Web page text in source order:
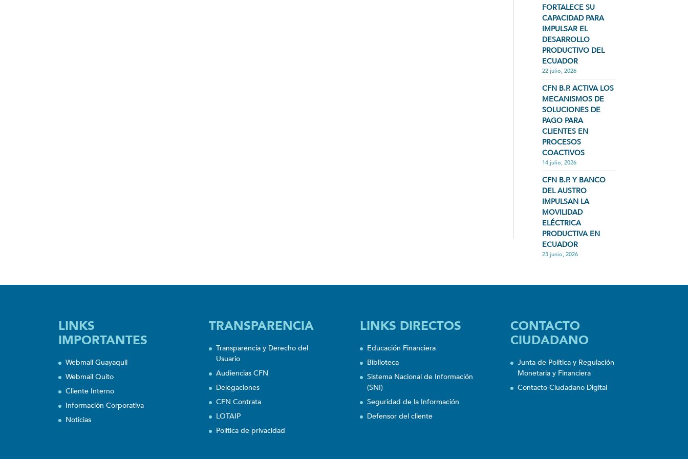
FORTALECE SU
CAPACIDAD PARA
IMPULSAR EL
DESARROLLO
PRODUCTIVO DEL
ECUADOR
22 julio, 2026
CFN B.P. ACTIVA LOS
MECANISMOS DE
SOLUCIONES DE
PAGO PARA
CLIENTES EN
PROCESOS
COACTIVOS
14 julio, 2026
CFN B.P. Y BANCO
DEL AUSTRO
IMPULSAN LA
MOVILIDAD
ELÉCTRICA
PRODUCTIVA EN
ECUADOR
23 junio, 2026
LINKS
IMPORTANTES
Webmail Guayaquil
Webmail Quito
Cliente Interno
Información Corporativa
Noticias
TRANSPARENCIA
Transparencia y Derecho del
Usuario
Audiencias CFN
Delegaciones
CFN Contrata
LOTAIP
Política de privacidad
LINKS DIRECTOS
Educación Financiera
Biblioteca
Sistema Nacional de Información
(SNI)
Seguridad de la Información
Defensor del cliente
CONTACTO
CIUDADANO
Junta de Política y Regulación
Monetaria y Financiera
Contacto Ciudadano Digital